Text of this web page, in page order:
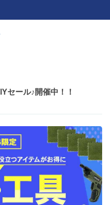
セール♪開催中！！